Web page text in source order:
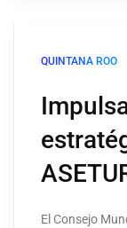
QUINTANA ROO
El Consejo